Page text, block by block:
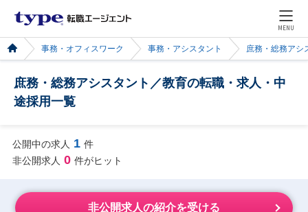
MENU
事務・オフィスワーク 事務・アシスタント 庶務・総務アシ
庶務・総務アシスタント／教育の転職・求人・中
途採用一覧
公開中の求人 1 件
非公開求人 0 件がヒット
非公開求人の紹介を受ける